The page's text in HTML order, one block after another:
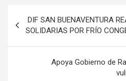
de
entradas
DIF SAN BUENAVENTURA
SOLIDARIAS POR FRÍO
Apoya Gobierno de